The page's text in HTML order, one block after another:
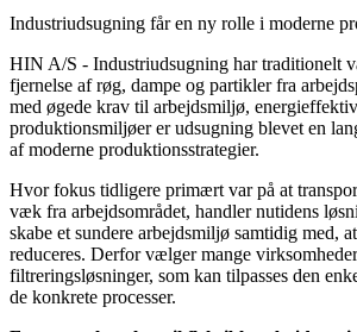
Industriudsugning får en ny rolle i moderne
HIN A/S - Industriudsugning har traditionelt
fjernelse af røg, dampe og partikler fra
med øgede krav til arbejdsmiljø,
produktionsmiljøer er udsugning blevet en
af moderne produktionsstrategier.
Hvor fokus tidligere primært var på at
væk fra arbejdsområdet, handler nutidens
skabe et sundere arbejdsmiljø samtidig med,
reduceres. Derfor vælger mange
filtreringsløsninger, som kan tilpasses den
de konkrete processer.